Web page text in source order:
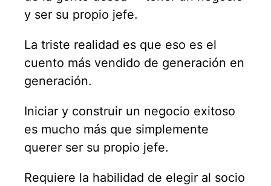
y ser su propio jefe.
La triste realidad es que eso es el
cuento más vendido de generación en
generación.
Iniciar y construir un negocio exitoso
es mucho más que simplemente
querer ser su propio jefe.
Requiere la habilidad de elegir al socio